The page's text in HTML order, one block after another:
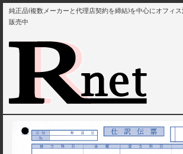
純正品(複数メーカーと代理店契約を締結)を中心にオフィ
販売中